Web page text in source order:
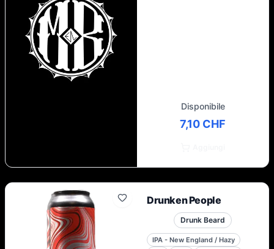
Disponibile
7,10 CHF
Drunken People
Drunk Beard
IPA - New England / Hazy